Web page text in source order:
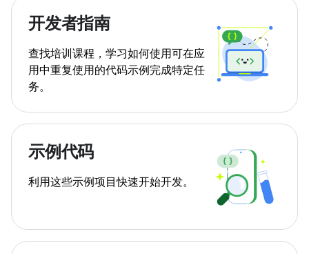
开发者指南
查找培训课程，学习如何使用可在应
用中重复使用的代码示例完成特定任
务。
示例代码
利用这些示例项目快速开始开发。